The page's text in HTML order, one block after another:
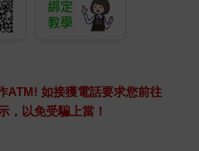
ATM! 如接獲電話要求您前往
，以免受騙上當！